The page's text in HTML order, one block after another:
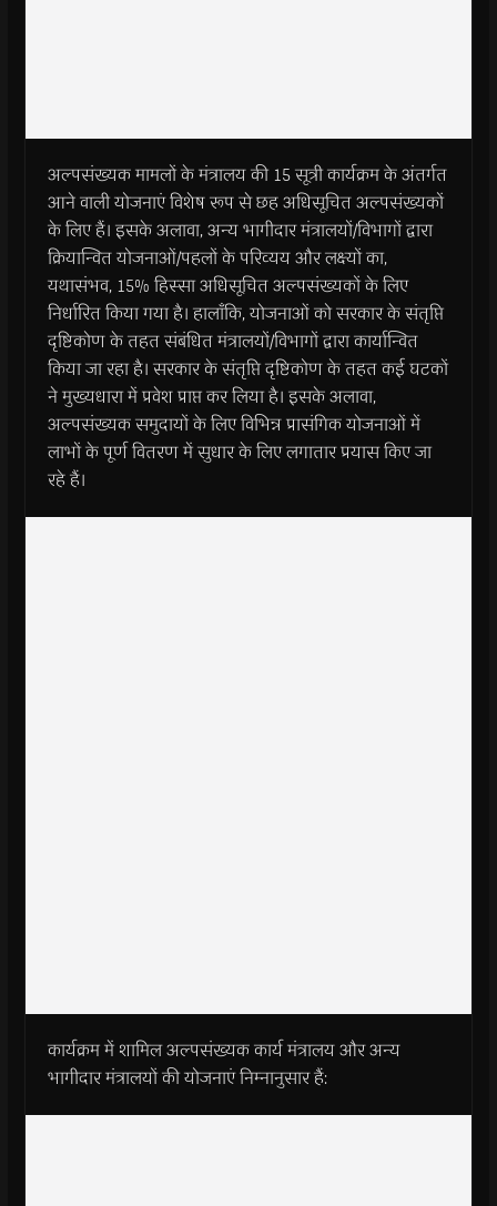
अल्पसंख्यक मामलों के मंत्रालय की 15 सूत्री कार्यक्रम के अंतर्गत
आने वाली योजनाएं विशेष रूप से छह अधिसूचित अल्पसंख्यकों
के लिए हैं। इसके अलावा, अन्य भागीदार मंत्रालयों/विभागों द्वारा
क्रियान्वित योजनाओं/पहलों के परिव्यय और लक्ष्यों का,
यथासंभव, 15% हिस्सा अधिसूचित अल्पसंख्यकों के लिए
निर्धारित किया गया है। हालाँकि, योजनाओं को सरकार के संतृप्ति
दृष्टिकोण के तहत संबंधित मंत्रालयों/विभागों द्वारा कार्यान्वित
किया जा रहा है। सरकार के संतृप्ति दृष्टिकोण के तहत कई घटकों
ने मुख्यधारा में प्रवेश प्राप्त कर लिया है। इसके अलावा,
अल्पसंख्यक समुदायों के लिए विभिन्न प्रासंगिक योजनाओं में
लाभों के पूर्ण वितरण में सुधार के लिए लगातार प्रयास किए जा
रहे हैं।
कार्यक्रम में शामिल अल्पसंख्यक कार्य मंत्रालय और अन्य
भागीदार मंत्रालयों की योजनाएं निम्नानुसार हैं: